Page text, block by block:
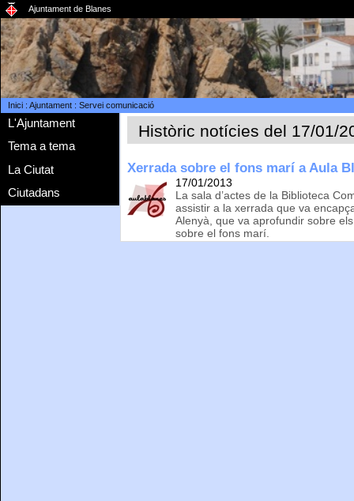
Ajuntament de Blanes
Inici: Ajuntament: Servei comunicació
L'Ajuntament
Tema a tema
La Ciutat
Ciutadans
Històric notícies del 17/01/
Xerrada sobre el fons marí a Aula
17/01/2013
La sala d’actes de la Biblioteca
assistir a la xerrada que va
Alenyà, que va aprofundir sobre
sobre el fons marí.